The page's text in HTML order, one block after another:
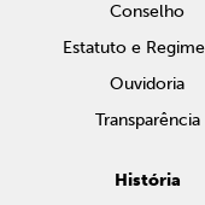
Conselho
Estatuto e
Ouvidoria
Transparência
História